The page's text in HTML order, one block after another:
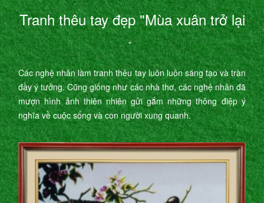
Tranh thêu tay đẹp "Mùa xuân trở lại
"
Các nghệ nhân làm tranh thêu tay luôn luôn sáng tạo và tràn
đầy ý tưởng. Cũng giống như các nhà thơ, các nghệ nhân đã
mượn hình ảnh thiên nhiên gửi gắm những thông điệp ý
nghĩa về cuộc sống và con người xung quanh.